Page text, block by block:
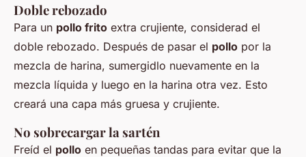
Doble rebozado
Para un pollo frito extra crujiente, considerad el
doble rebozado. Después de pasar el pollo por la
mezcla de harina, sumergidlo nuevamente en la
mezcla líquida y luego en la harina otra vez. Esto
creará una capa más gruesa y crujiente.
No sobrecargar la sartén
Freíd el pollo en pequeñas tandas para evitar que la